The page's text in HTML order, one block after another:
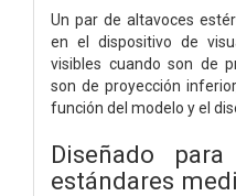
Un par de altavoces
en el dispositivo de
visibles cuando son de
son de proyección
función del modelo y el
Diseñado
estándares